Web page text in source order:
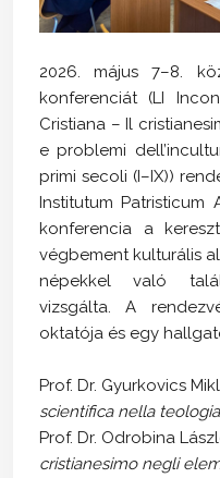
2026. május 7–8.
konferenciát (LI
Cristiana – Il
e problemi
primi secoli (I–IX))
Institutum Patristicum
konferencia a
végbement kulturális
népekkel való
vizsgálta. A
oktatója és egy
Prof. Dr. Gyurkovics
scientifica nella
Prof. Dr. Odrobina
cristianesimo negli